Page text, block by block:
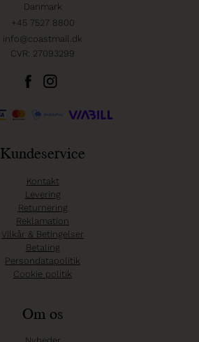
Danmark
+45 7527 8800
info@coastmail.dk
CVR: 27093299
Kundeservice
Kontakt
Levering
Returnering
Reklamation
Vilkår & Betingelser
Betaling
Persondatapolitik
Cookie politik
Om os